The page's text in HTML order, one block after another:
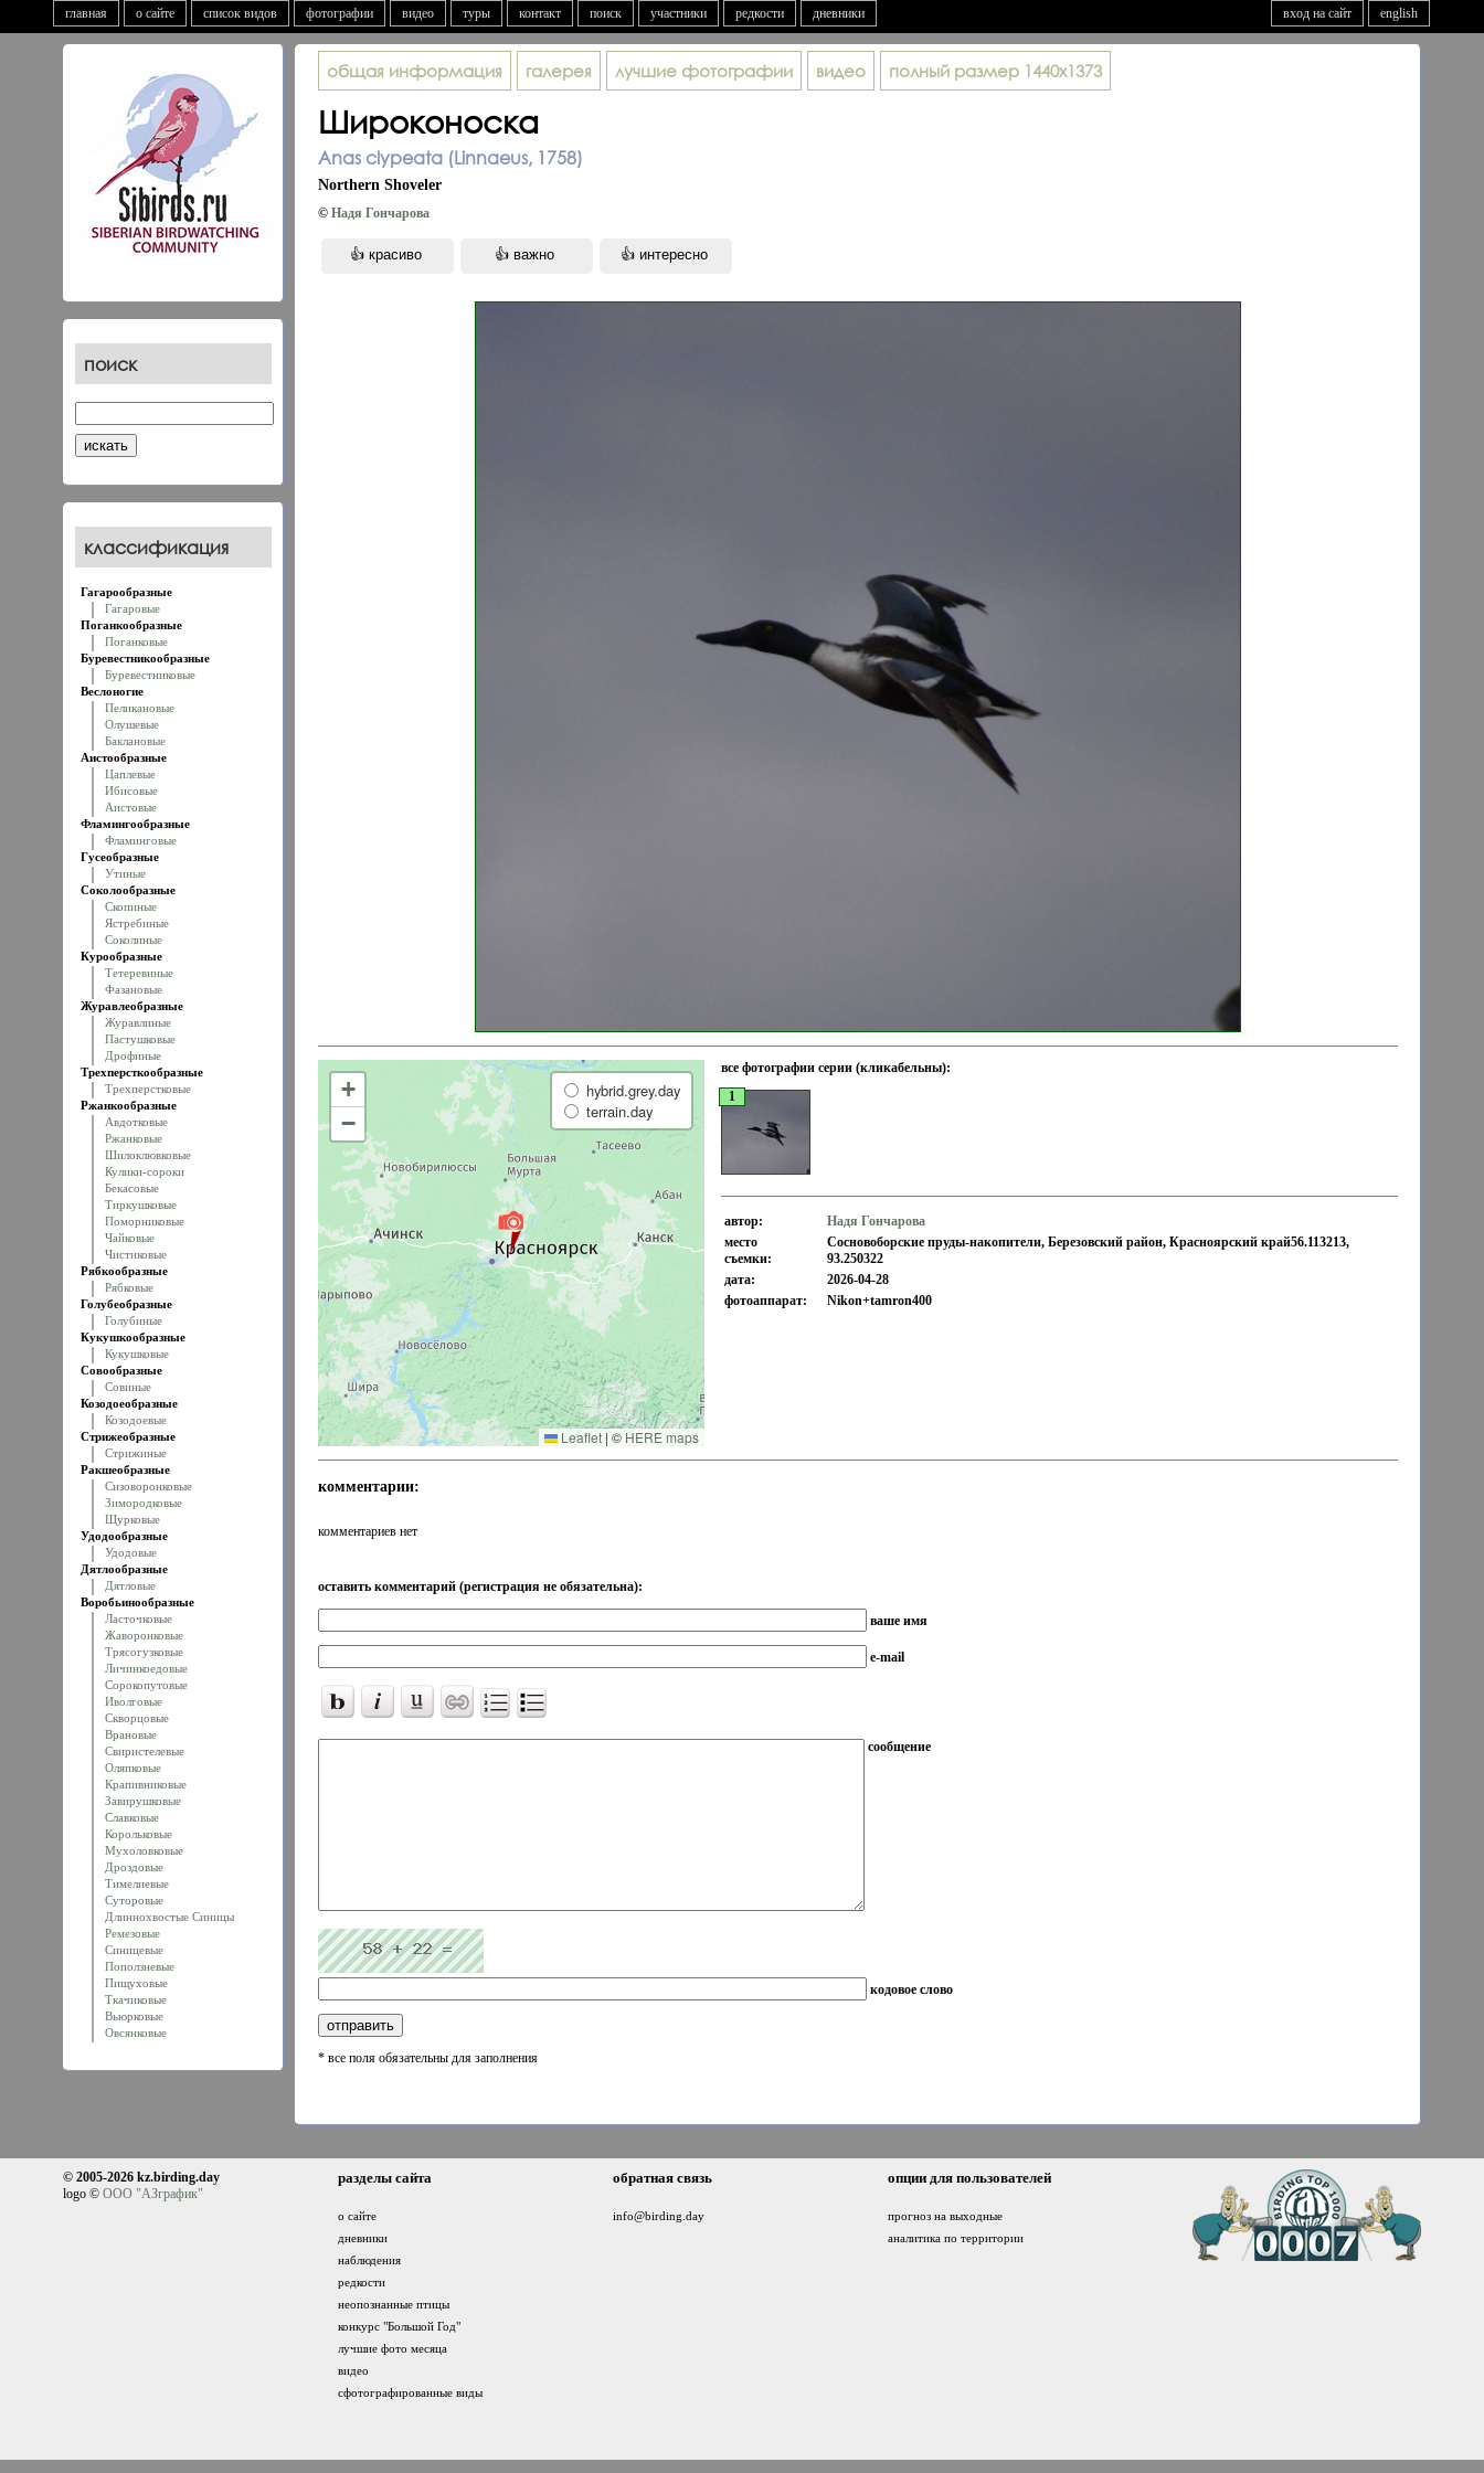
главная о сайте список видов фотографии видео туры контакт поиск участники редкости дневники english
вход на сайт
поиск
классификация
Гагарообразные
Гагаровые
Поганкообразные
Поганковые
Буревестникообразные
Буревестниковые
Веслоногие
Пеликановые
Олушевые
Баклановые
Аистообразные
Цаплевые
Ибисовые
Аистовые
Фламингообразные
Фламинговые
Гусеобразные
Утиные
Соколообразные
Скопиные
Ястребиные
Соколиные
Курообразные
Тетеревиные
Фазановые
Журавлеобразные
Журавлиные
Пастушковые
Дрофиные
Трехперсткообразные
Трехперстковые
Ржанкообразные
Авдотковые
Ржанковые
Шилоклювковые
Кулики-сороки
Бекасовые
Тиркушковые
Поморниковые
Чайковые
Чистиковые
Рябкообразные
Рябковые
Голубеобразные
Голубиные
Кукушкообразные
Кукушковые
Совообразные
Совиные
Козодоеобразные
Козодоевые
Стрижеобразные
Стрижиные
Ракшеобразные
Сизоворонковые
Зимородковые
Щурковые
Удодообразные
Удодовые
Дятлообразные
Дятловые
Воробьинообразные
Ласточковые
Жаворонковые
Трясогузковые
Личинкоедовые
Сорокопутовые
Иволговые
Скворцовые
Врановые
Свиристелевые
Оляпковые
Крапивниковые
Завирушковые
Славковые
Корольковые
Мухоловковые
Дроздовые
Тимелиевые
Суторовые
Длиннохвостые Синицы
Ремезовые
Синицевые
Поползневые
Пищуховые
Ткачиковые
Вьюрковые
Овсянковые
общая информация галерея лучшие фотографии видео полный размер 1440x1373
Широконоска
Anas clypeata (Linnaeus, 1758)
Northern Shoveler
© Надя Гончарова
+
−
hybrid.grey.day
terrain.day
Leaflet | © HERE maps
все фотографии серии (кликабельны):
1
автор:
Надя Гончарова
место
съемки:
Сосновоборские пруды-накопители, Березовский район, Красноярский край56.113213,
93.250322
дата:
2026-04-28
фотоаппарат:
Nikon+tamron400
комментарии:
комментариев нет
оставить комментарий (регистрация не обязательна):
ваше имя
e-mail
сообщение
кодовое слово
* все поля обязательны для заполнения
© 2005-2026 kz.birding.day
logo © ООО "АЗграфик"
разделы сайта
о сайте
дневники
наблюдения
редкости
неопознанные птицы
конкурс "Большой Год"
лучшие фото месяца
видео
сфотографированные виды
обратная связь
info@birding.day
опции для пользователей
прогноз на выходные
аналитика по территории